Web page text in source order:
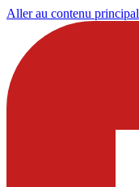
Aller au contenu principal